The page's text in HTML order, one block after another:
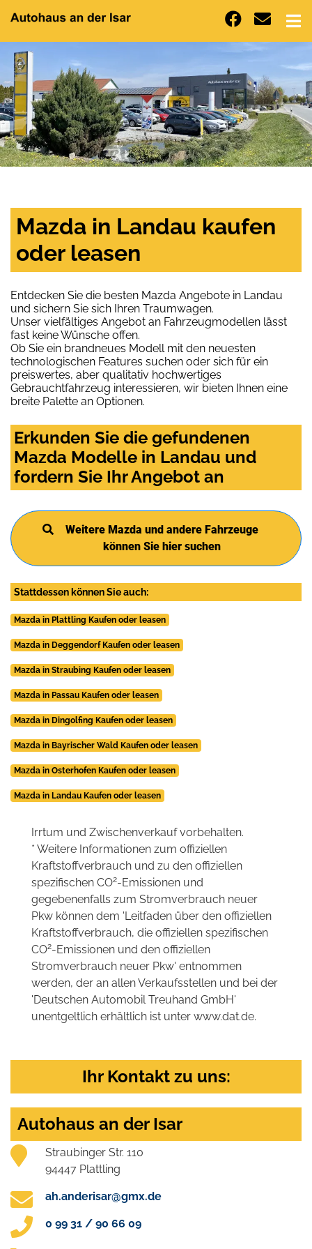
Mazda in Landau kaufen
oder leasen
Entdecken Sie die besten Mazda Angebote in Landau
und sichern Sie sich Ihren Traumwagen.
Unser vielfältiges Angebot an Fahrzeugmodellen lässt
fast keine Wünsche offen.
Ob Sie ein brandneues Modell mit den neuesten
technologischen Features suchen oder sich für ein
preiswertes, aber qualitativ hochwertiges
Gebrauchtfahrzeug interessieren, wir bieten Ihnen eine
breite Palette an Optionen.
Erkunden Sie die gefundenen
Mazda Modelle in Landau und
fordern Sie Ihr Angebot an
Weitere Mazda und andere Fahrzeuge
können Sie hier suchen
Stattdessen können Sie auch:
Mazda in Plattling Kaufen oder leasen
Mazda in Deggendorf Kaufen oder leasen
Mazda in Straubing Kaufen oder leasen
Mazda in Passau Kaufen oder leasen
Mazda in Dingolfing Kaufen oder leasen
Mazda in Bayrischer Wald Kaufen oder leasen
Mazda in Osterhofen Kaufen oder leasen
Mazda in Landau Kaufen oder leasen
Irrtum und Zwischenverkauf vorbehalten.
* Weitere Informationen zum offiziellen
Kraftstoffverbrauch und zu den offiziellen
spezifischen CO2-Emissionen und
gegebenenfalls zum Stromverbrauch neuer
Pkw können dem 'Leitfaden über den offiziellen
Kraftstoffverbrauch, die offiziellen spezifischen
CO2-Emissionen und den offiziellen
Stromverbrauch neuer Pkw' entnommen
werden, der an allen Verkaufsstellen und bei der
'Deutschen Automobil Treuhand GmbH'
unentgeltlich erhältlich ist unter www.dat.de.
Ihr Kontakt zu uns:
Autohaus an der Isar
Straubinger Str. 110
94447 Plattling
ah.anderisar@gmx.de
0 99 31 / 90 66 09